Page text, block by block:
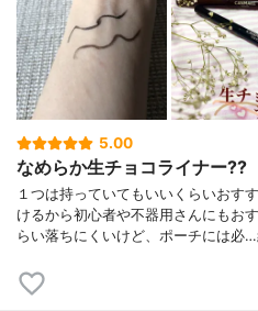
5.00
なめらか生チョコライナー??
１つは持っていてもいいくらいおす
けるから初心者や不器用さんにもお
らい落ちにくいけど、ポーチには必…